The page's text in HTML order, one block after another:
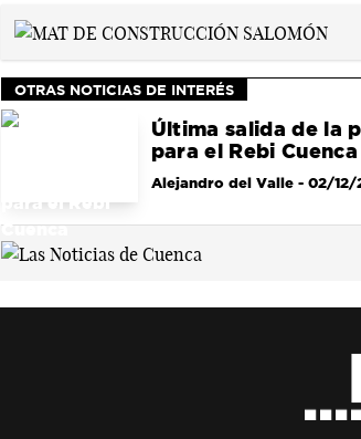
OTRAS NOTICIAS DE INTERÉS
Última salida de la
para el Rebi Cuenca
Alejandro del Valle- 02/12/